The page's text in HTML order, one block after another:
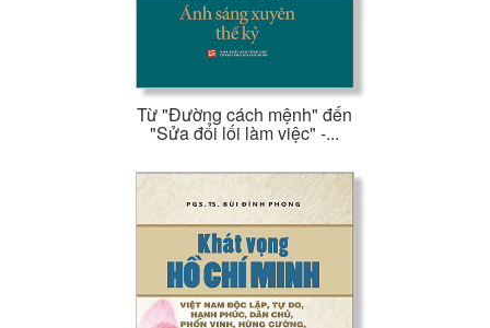
Từ "Đường cách mệnh" đến
"Sửa đổi lối làm việc" -...